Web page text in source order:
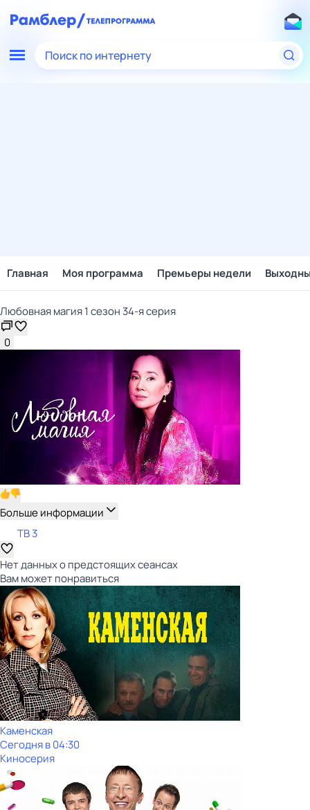
Поиск по интернету
Главная Моя программа Премьеры недели
Любовная магия 1 сезон 34-я серия
0
Больше информации
ТВ 3
Нет данных о предстоящих сеансах
Вам может понравиться
Каменская
Сегодня в 04:30
Киносерия